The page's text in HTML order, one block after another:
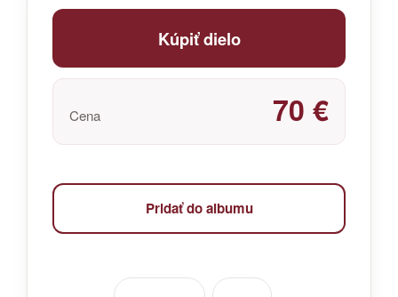
Kúpiť dielo
Cena 70 €
Pridať do albumu